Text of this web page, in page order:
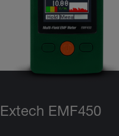
Extech EMF450